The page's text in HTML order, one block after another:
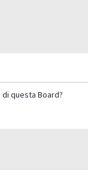
questa Board?